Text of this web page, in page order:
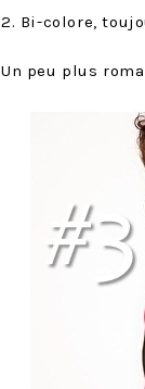
2. Bi-colore,
Un peu plus